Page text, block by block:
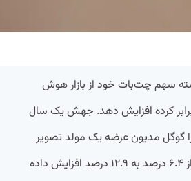
سهم چت‌بات خود از بازار هوش
کرده افزایش دهد. جهش یک سال
گوگل مدیون عرضه یک مولد تصویر
قدرتمند و سریع است، سهم این چت‌بات را از ۶.۴ درصد به ۱۲.۹ درصد افزایش داده